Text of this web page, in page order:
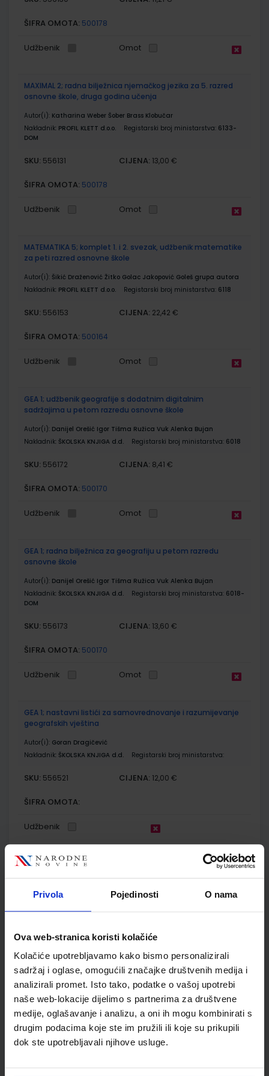
Privola Pojedinosti O nama
Ova web-stranica koristi kolačiće
Kolačiće upotrebljavamo kako bismo personalizirali
sadržaj i oglase, omogućili značajke društvenih medija i
analizirali promet. Isto tako, podatke o vašoj upotrebi
naše web-lokacije dijelimo s partnerima za društvene
medije, oglašavanje i analizu, a oni ih mogu kombinirati s
drugim podacima koje ste im pružili ili koje su prikupili
dok ste upotrebljavali njihove usluge.
ŠIFRA OMOTA: 500178
Udžbenik Omot
MAXIMAL 2; radna bilježnica njemačkog jezika za 5. razred
osnovne škole, druga godina učenja
Autor(i): Katharina Weber Šober Brass Klobučar
Nakladnik: PROFIL KLETT d.o.o. Registarski broj ministarstva: 6133-
DOM
SKU: 556131 CIJENA: 13,00 €
ŠIFRA OMOTA: 500178
Udžbenik Omot
MATEMATIKA 5; komplet 1. i 2. svezak, udžbenik matematike
za peti razred osnovne škole
Autor(i): Šikić Draženović Žitko Golac Jakopović Goleš grupa autora
Nakladnik: PROFIL KLETT d.o.o. Registarski broj ministarstva: 6118
SKU: 556153 CIJENA: 22,42 €
ŠIFRA OMOTA: 500164
Udžbenik Omot
GEA 1; udžbenik geografije s dodatnim digitalnim
sadržajima u petom razredu osnovne škole
Autor(i): Danijel Orešić Igor Tišma Ružica Vuk Alenka Bujan
Nakladnik: ŠKOLSKA KNJIGA d.d. Registarski broj ministarstva: 6018
SKU: 556172 CIJENA: 8,41 €
ŠIFRA OMOTA: 500170
Udžbenik Omot
GEA 1; radna bilježnica za geografiju u petom razredu
osnovne škole
Autor(i): Danijel Orešić Igor Tišma Ružica Vuk Alenka Bujan
Nakladnik: ŠKOLSKA KNJIGA d.d. Registarski broj ministarstva: 6018-
DOM
SKU: 556173 CIJENA: 13,60 €
ŠIFRA OMOTA: 500170
Udžbenik Omot
GEA 1; nastavni listići za samovrednovanje i razumijevanje
geografskih vještina
Autor(i): Goran Dragičević
Nakladnik: ŠKOLSKA KNJIGA d.d. Registarski broj ministarstva:
SKU: 556521 CIJENA: 12,00 €
ŠIFRA OMOTA:
Udžbenik
VREMEPLOV 5; udžbenik povijesti za peti razred osnovne
Autor(i):Budak Hajdarović Kujundžić Labor
ŠIFRA OMOTA: 500159
Udžbenik
VREMEPLOV 5; radna bilježnica iz povijesti za 5. razred
osnovne škole
Autor(i):Manuela Kujundžić Šime Labor
DOM